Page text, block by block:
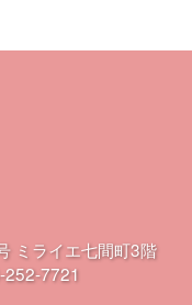
ミライエ七間町3階
252-7721